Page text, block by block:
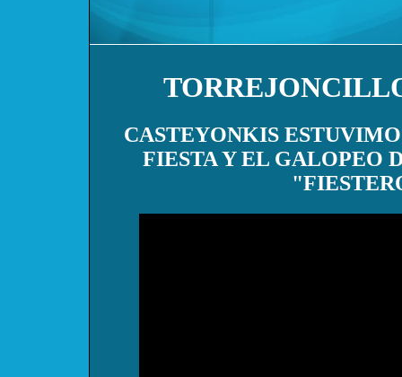
CASTEYONKIS
FIESTA Y EL GALOPEO